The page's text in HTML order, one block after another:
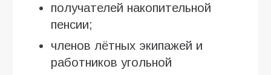
получателей накопительной
пенсии;
членов лётных экипажей и
работников угольной